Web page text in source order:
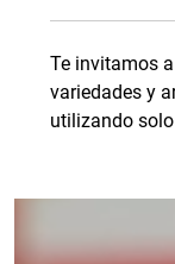
Te invitamos
variedades y
utilizando